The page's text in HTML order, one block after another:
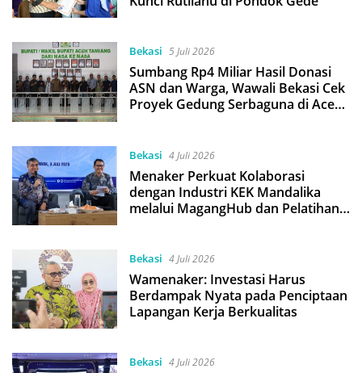
Bekasi 5 Juli 2026
Sumbang Rp4 Miliar Hasil Donasi
ASN dan Warga, Wawali Bekasi Cek
Proyek Gedung Serbaguna di Aceh
Bekasi 4 Juli 2026
Menaker Perkuat Kolaborasi
dengan Industri KEK Mandalika
melalui MagangHub dan Pelatihan
Bekasi 4 Juli 2026
Wamenaker: Investasi Harus
Berdampak Nyata pada Penciptaan
Lapangan Kerja Berkualitas
Bekasi 4 Juli 2026